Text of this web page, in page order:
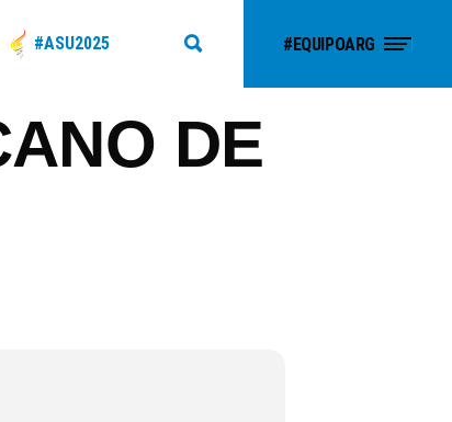
#ASU2025 #EQUIPOARG
DE